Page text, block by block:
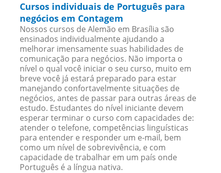
Cursos individuais de Português para
negócios em Contagem
Nossos cursos de Alemão em Brasília são
ensinados individualmente ajudando a
melhorar imensamente suas habilidades de
comunicação para negócios. Não importa o
nível o qual você iniciar o seu curso, muito em
breve você já estará preparado para estar
manejando confortavelmente situações de
negócios, antes de passar para outras áreas de
estudo. Estudantes do nível iniciante devem
esperar terminar o curso com capacidades de:
atender o telefone, competências linguísticas
para entender e responder um e-mail, bem
como um nível de sobrevivência, e com
capacidade de trabalhar em um país onde
Português é a língua nativa.